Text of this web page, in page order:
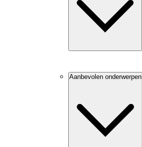
Aanbevolen onderwerpen